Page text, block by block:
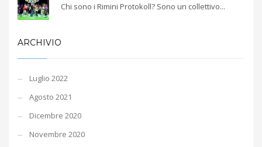
Chi sono i Rimini Protokoll? Sono un collettivo...
ARCHIVIO
Luglio 2022
Agosto 2021
Dicembre 2020
Novembre 2020